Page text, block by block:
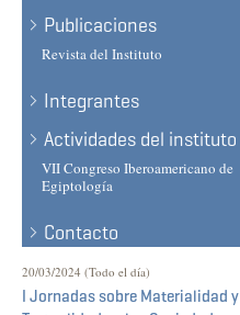
Publicaciones
Revista del Instituto
Integrantes
Actividades del instituto
VII Congreso Iberoamericano de
Egiptología
Contacto
20/03/2024 (Todo el día)
I Jornadas sobre Materialidad y